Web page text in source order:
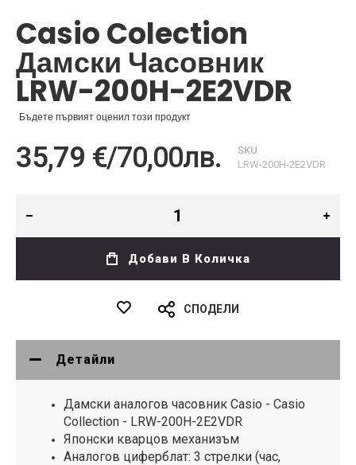
на
галерия
със
снимки
Casio Colection
Дамски Часовник
LRW-200H-2E2VDR
Бъдете първият оценил този продукт
35,79 €/70,00лв.
SKU
LRW-200H-2E2VDR
Добави В Количка
СПОДЕЛИ
Детайли
Дамски аналогов часовник Casio - Casio
Collection - LRW-200H-2E2VDR
Японски кварцов механизъм
Аналогов циферблат: 3 стрелки (час,